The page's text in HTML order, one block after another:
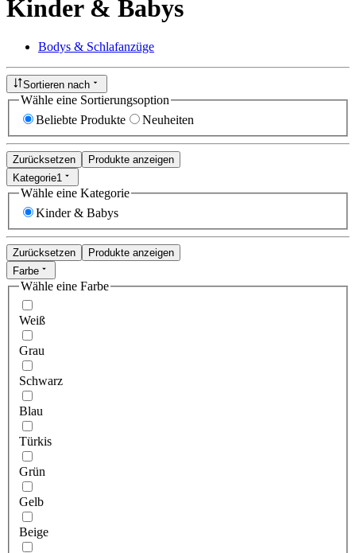
Kinder & Babys
Bodys & Schlafanzüge
Sortieren nach
Wähle eine Sortierungsoption
Beliebte Produkte
Neuheiten
Zurücksetzen
Produkte anzeigen
Kategorie1
Wähle eine Kategorie
Kinder & Babys
Zurücksetzen
Produkte anzeigen
Farbe
Wähle eine Farbe
Weiß
Grau
Schwarz
Blau
Türkis
Grün
Gelb
Beige